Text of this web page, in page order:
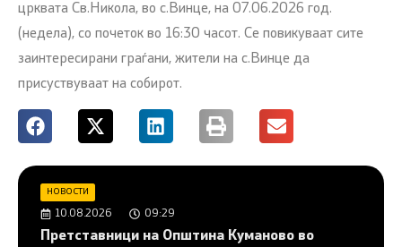
црквата Св.Никола, во с.Винце, на 07.06.2026 год.
(недела), со почеток во 16:30 часот. Се повикуваат сите
заинтересирани граѓани, жители на с.Винце да
присуствуваат на собирот.
НОВОСТИ
10.08.2026 09:29
Претставници на Општина Куманово во